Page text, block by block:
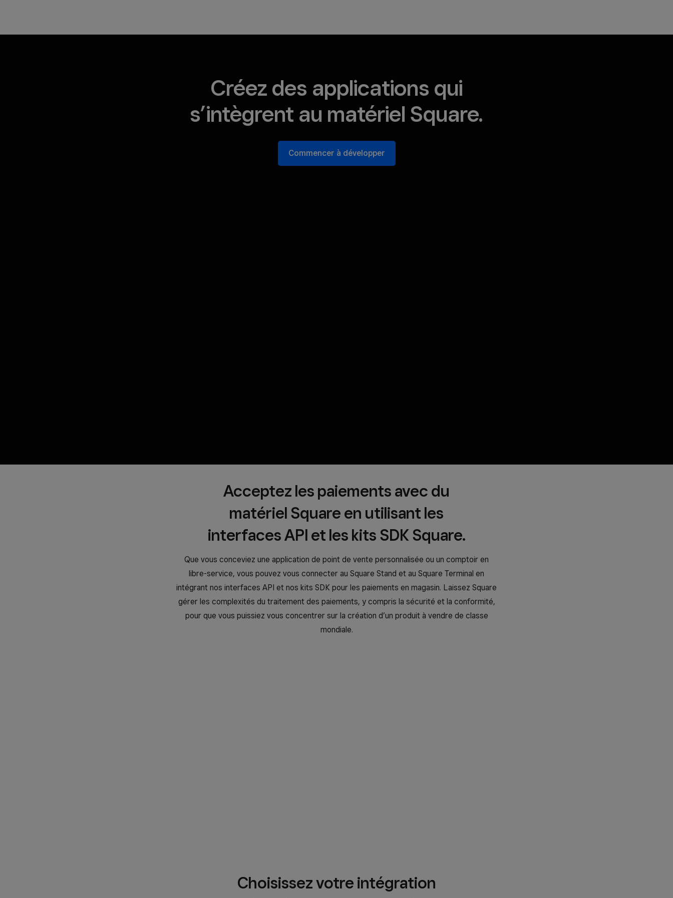
Créez des applications qui
s’intègrent au matériel Square.
Commencer à développer
Acceptez les paiements avec du
matériel Square en utilisant les
interfaces API et les kits SDK Square.
Que vous conceviez une application de point de vente personnalisée ou un comptoir en
libre-service, vous pouvez vous connecter au Square Stand et au Square Terminal en
intégrant nos interfaces API et nos kits SDK pour les paiements en magasin. Laissez Square
gérer les complexités du traitement des paiements, y compris la sécurité et la conformité,
pour que vous puissiez vous concentrer sur la création d’un produit à vendre de classe
mondiale.
Choisissez votre intégration